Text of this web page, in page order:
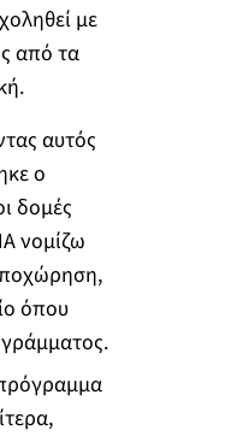
με
από τα
αυτός
ο
δομές
νομίζω
όπου